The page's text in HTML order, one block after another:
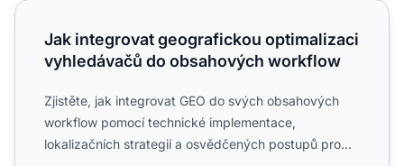
Jak integrovat geografickou optimalizaci vyhledávačů
Jak integrovat geografickou optimalizaci
vyhledávačů do obsahových workflow
Zjistěte, jak integrovat GEO do svých obsahových
workflow pomocí technické implementace,
lokalizačních strategií a osvědčených postupů pro